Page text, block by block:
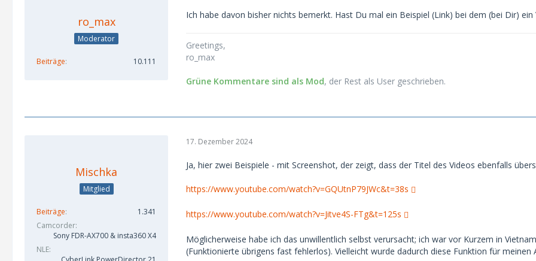
ro_max
Moderator
Beiträge 10.111
Ich habe davon bisher nichts bemerkt. Hast Du mal ein Beispiel (Link) bei dem (bei Dir)
Greetings,
ro_max
Grüne Kommentare sind als Mod, der Rest als User geschrieben.
Mischka
Mitglied
Beiträge
1.341
Camcorder
Sony FDR-AX700 & insta360 X4
NLE
17. Dezember 2024
Ja, hier zwei Beispiele - mit Screenshot, der zeigt, dass der Titel des Videos ebenfalls
https://www.youtube.com/watch?v=GQUtnP79JWc&t=38s
https://www.youtube.com/watch?v=Jitve4S-FTg&t=125s
Möglicherweise habe ich das unwillentlich selbst verursacht; ich war vor Kurzem in
(Funktionierte übrigens fast fehlerlos). Vielleicht wurde dadurch diese Funktion für meinen